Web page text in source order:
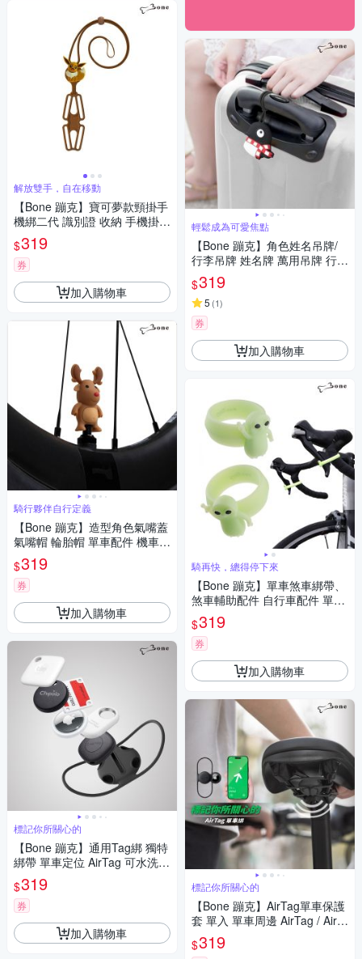
解放雙手，自在移動
【Bone 蹦克】寶可夢款頸掛手
機綁二代 識別證 收納 手機掛繩
背帶 吊繩
$319
券
加入購物車
騎行夥伴自行定義
【Bone 蹦克】造型角色氣嘴蓋
氣嘴帽 輪胎帽 單車配件 機車配
件 汽車配件 通用各種氣嘴
$319
券
加入購物車
標記你所關心的
【Bone 蹦克】通用Tag綁 獨特
綁帶 單車定位 AirTag 可水洗
環保矽膠 自行車Tag
$319
券
加入購物車
輕鬆成為可愛焦點
【Bone 蹦克】角色姓名吊牌/
行李吊牌 姓名牌 萬用吊牌 行李
標籤 書包吊牌 行李箱掛牌 託運
吊牌 旅行配件
$319
5 (1)
券
加入購物車
騎再快，總得停下來
【Bone 蹦克】單車煞車綁帶、
煞車輔助配件 自行車配件 單車
周邊配件
$319
券
加入購物車
標記你所關心的
【Bone 蹦克】AirTag單車保護
套 單入 單車周邊 AirTag / AirT
ag保護套 定位 運動周邊 (不含
AirTag / AirTag 2)
$319